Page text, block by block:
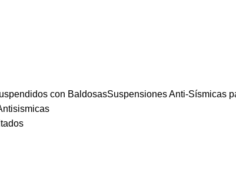
con BaldosasSuspensiones Anti-Sísmicas